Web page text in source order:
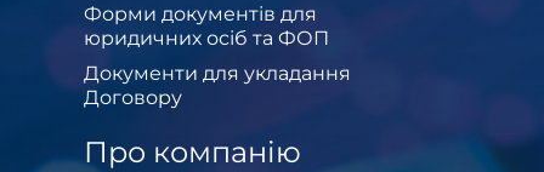
Форми документів для
юридичних осіб та ФОП
Документи для укладання
Договору
Про компанію